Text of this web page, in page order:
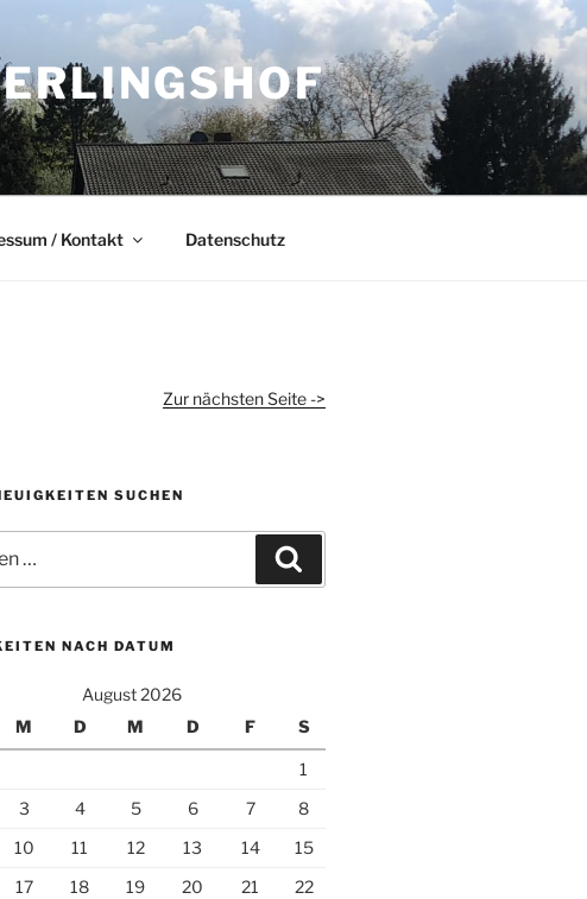
/ Kontakt Datenschutz
Zur nächsten Seite ->
SUCHEN
NACH DATUM
August 2026
M D M D F S
1
3 4 5 6 7
8
10 11 12 13 14
15
17 18 19 20 21
22